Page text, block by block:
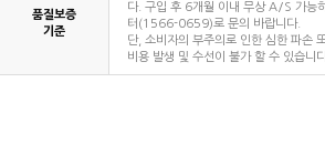
품질보증
기준
다. 구입 후 6개월 이내 무상 A/S 가능
터(1566-0659)로 문의 바랍니다.
단, 소비자의 부주의로 인한 심한 파손
비용 발생 및 수선이 불가 할 수 있습니